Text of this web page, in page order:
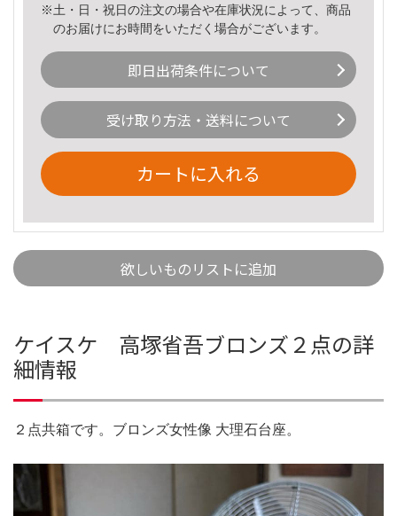
※土・日・祝日の注文の場合や在庫状況によって、商品
のお届けにお時間をいただく場合がございます。
即日出荷条件について
受け取り方法・送料について
カートに入れる
欲しいものリストに追加
ケイスケ 高塚省吾ブロンズ２点の詳
細情報
２点共箱です。ブロンズ女性像 大理石台座。